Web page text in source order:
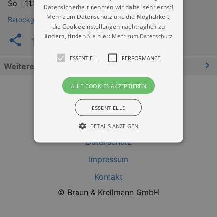
So | 11.10.2026 | 17:00
Barockgarten & Schloss Zabeltitz
Weitere Informationen
Datenschutz
Impressum
Kontakt
© Braun & Krellmann GmbH
Datensicherheit nehmen wir dabei sehr ernst!
Mehr zum Datenschutz und die Möglichkeit,
die Cookieeinstellungen nachträglich zu
ändern, finden Sie hier: Mehr zum Datenschutz
ESSENTIELL PERFORMANCE
ALLE COOKIES AKZEPTIEREN
ESSENTIELLE
DETAILS ANZEIGEN
Essentiell Performance
Essentielle Cookies werden für die
grundlegenden Funktionen unserer Webseite
gebraucht. Zum Beispiel für das Login in Ihren